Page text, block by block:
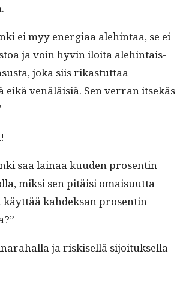
ei myy ener­giaa ale­hin­taa, se ei
ja voin hyvin iloi­ta ale­hin­tais­
joka siis rikas­tut­taa
eikä venäläisiä. Sen ver­ran itsekäs
saa lainaa kuu­den pros­entin
mik­si sen pitäisi omaisu­ut­ta
käyt­tää kahdek­san pros­entin
ja riskisel­lä sijoituk­sel­la